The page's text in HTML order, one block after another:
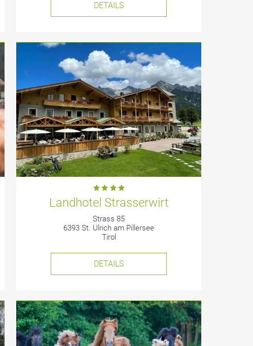
DETAILS
Landhotel Strasserwirt
Strass 85
6393 St. Ulrich am Pillersee
Tirol
DETAILS